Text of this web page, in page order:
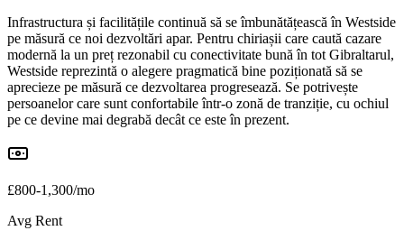
Infrastructura și facilitățile continuă să se îmbunătățească în Westside
pe măsură ce noi dezvoltări apar. Pentru chiriașii care caută cazare
modernă la un preț rezonabil cu conectivitate bună în tot Gibraltarul,
Westside reprezintă o alegere pragmatică bine poziționată să se
aprecieze pe măsură ce dezvoltarea progresează. Se potrivește
persoanelor care sunt confortabile într-o zonă de tranziție, cu ochiul
pe ce devine mai degrabă decât ce este în prezent.
£800-1,300/mo
Avg Rent